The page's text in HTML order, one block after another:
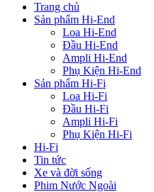
Trang chủ
Sản phẩm Hi-End
Loa Hi-End
Đầu Hi-End
Ampli Hi-End
Phụ Kiện Hi-End
Sản phẩm Hi-Fi
Loa Hi-Fi
Đầu Hi-Fi
Ampli Hi-Fi
Phụ Kiện Hi-Fi
Hi-Fi
Tin tức
Xe và đời sống
Phim Nước Ngoài